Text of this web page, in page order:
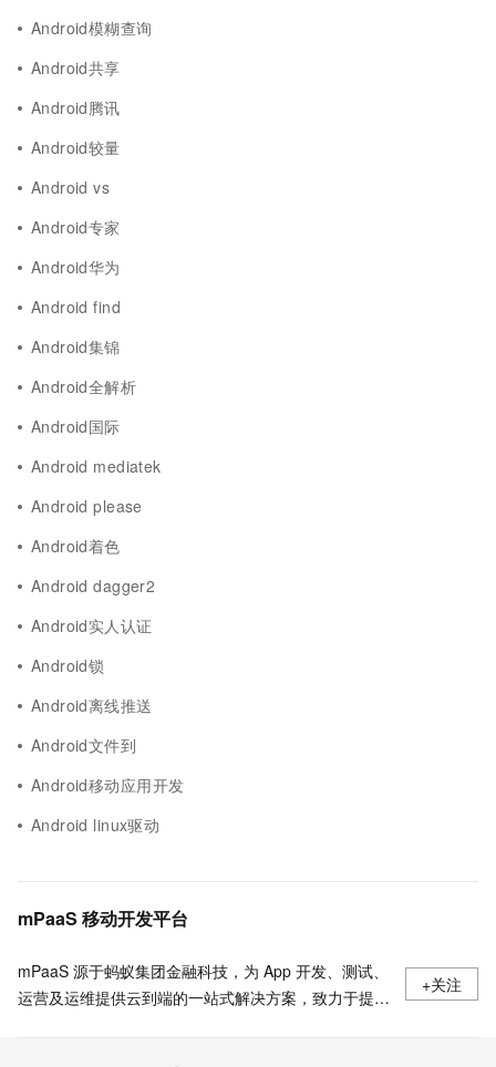
Android模糊查询
Android共享
Android腾讯
Android较量
Android vs
Android专家
Android华为
Android find
Android集锦
Android全解析
Android国际
Android mediatek
Android please
Android着色
Android dagger2
Android实人认证
Android锁
Android离线推送
Android文件到
Android移动应用开发
Android linux驱动
mPaaS 移动开发平台
mPaaS 源于蚂蚁集团金融科技，为 App 开发、测试、
运营及运维提供云到端的一站式解决方案，致力于提供
+关注